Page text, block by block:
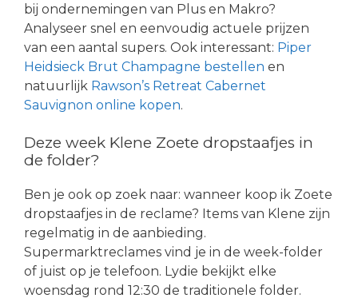
bij ondernemingen van Plus en Makro?
Analyseer snel en eenvoudig actuele prijzen
van een aantal supers. Ook interessant: Piper
Heidsieck Brut Champagne bestellen en
natuurlijk Rawson’s Retreat Cabernet
Sauvignon online kopen.
Deze week Klene Zoete dropstaafjes in
de folder?
Ben je ook op zoek naar: wanneer koop ik Zoete
dropstaafjes in de reclame? Items van Klene zijn
regelmatig in de aanbieding.
Supermarktreclames vind je in de week-folder
of juist op je telefoon. Lydie bekijkt elke
woensdag rond 12:30 de traditionele folder.